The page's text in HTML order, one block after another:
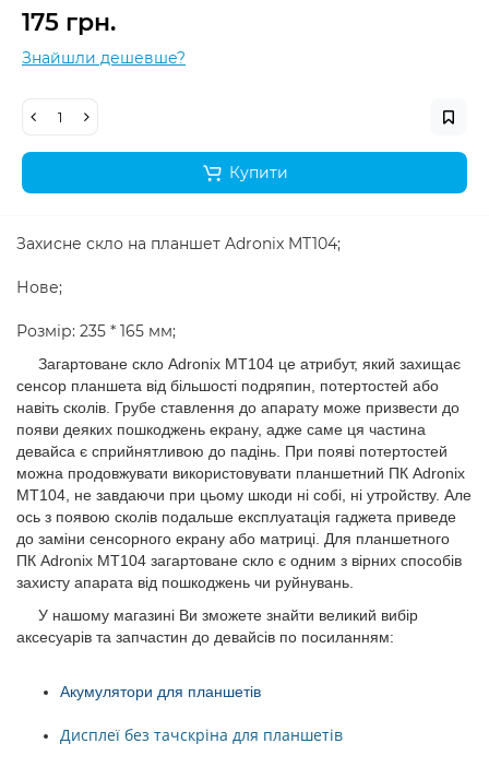
175 грн.
Знайшли дешевше?
Купити
Захисне скло на планшет Adronix MT104;
Нове;
Розмір: 235 * 165 мм;
Загартоване скло Adronix MT104 це атрибут, який захищає
сенсор планшета від більшості подряпин, потертостей або
навіть сколів. Грубе ставлення до апарату може призвести до
появи деяких пошкоджень екрану, адже саме ця частина
девайса є сприйнятливою до падінь. При появі потертостей
можна продовжувати використовувати планшетний ПК Adronix
MT104, не завдаючи при цьому шкоди ні собі, ні утройству. Але
ось з появою сколів подальше експлуатація гаджета приведе
до заміни сенсорного екрану або матриці. Для планшетного
ПК Adronix MT104 загартоване скло є одним з вірних способів
захисту апарата від пошкоджень чи руйнувань.
У нашому магазині Ви зможете знайти великий вибір
аксесуарів та запчастин до девайсів по посиланням:
Акумулятори для планшетів
Дисплеї без тачскріна для планшетів